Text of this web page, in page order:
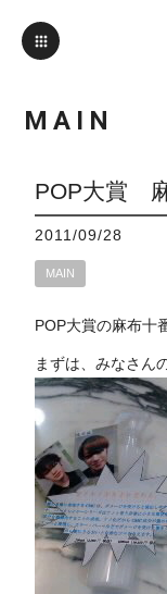
MAIN
POP大賞
2011/09/28
MAIN
POP大賞の麻布十
まずは、みなさん